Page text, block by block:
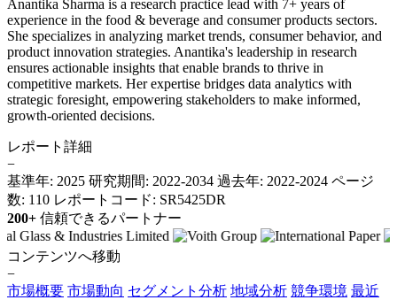
Anantika Sharma is a research practice lead with 7+ years of
experience in the food & beverage and consumer products sectors.
She specializes in analyzing market trends, consumer behavior, and
product innovation strategies. Anantika's leadership in research
ensures actionable insights that enable brands to thrive in
competitive markets. Her expertise bridges data analytics with
strategic foresight, empowering stakeholders to make informed,
growth-oriented decisions.
レポート詳細
−
基準年: 2025 研究期間: 2022-2034 過去年: 2022-2024 ページ
数: 110 レポートコード: SR5425DR
200+ 信頼できるパートナー
コンテンツへ移動
−
市場概要 市場動向 セグメント分析 地域分析 競争環境 最近